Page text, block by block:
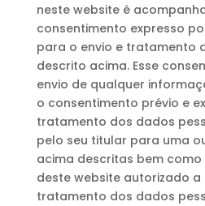
neste website é
consentimento expresso
para o envio e tratamento
descrito acima. Esse
envio de qualquer
o consentimento prévio e
tratamento dos dados
pelo seu titular para uma
acima descritas bem
deste website autorizado
tratamento dos dados